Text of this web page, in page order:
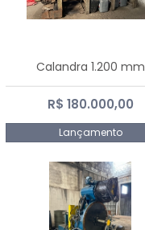
Calandra 1.200 mm
R$ 180.000,00
Lançamento